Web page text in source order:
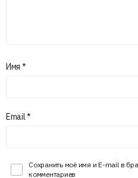
Имя *
Email*
Сохранить моё имя и E-mail в
комментариев